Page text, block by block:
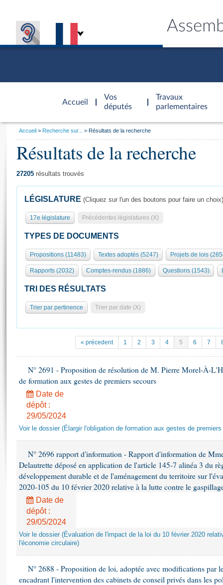
Accueil
d'accueil
Vos
députés
Travaux
parlementaires
Présidence
577 députés
Groupes politiques
Séance publique
Commissions et autres organes
Europe et International
Pétitions
Projets de loi
Propositions de loi
Amendements
Textes adoptés
Rapports législatifs
Rapports sur l'application des lois
Baromètre de l’application des lois
Dossiers législatifs
Budget et sécurité sociale
Questions écrites et orales
Général
Rôle et pouvoirs de l'Assemblée
Organisation de l'Assemblée
Présidence Conférence des Présidents Bureau Collège des
Statistiques et chiffres clés
Documents de référence
( Constitution | Règlement de l'Assemblée ... )
Juniors
Anciennes législatures
Liens vers les sites publics
Visiter l'Assemblée
Visite virtuelle du palais Bourbon
Assister à une séance
La Bibliothèque
Contacts et plan d'accès
Photos libres de droit
Vous
Accueil Recherche sur... Résultats de la recherche
Résultats de la recherche
27205 résultats trouvés
LÉGISLATURE (Cliquez sur l'un des boutons pour faire un choix)
17e législature Précédentes législatures (X)
TYPES DE DOCUMENTS
Propositions (11483) Textes adoptés (5247) Projets de lois
Rapports (2032) Comptes-rendus (1886) Questions (1543)
TRI DES RÉSULTATS
Trier par pertinence Trier par date (X)
« précedent 1 2 3 4 5 6 7
N° 2691 - Proposition de résolution de M. Pierre Morel-À-
de formation aux gestes de premiers secours
Date de
dépôt :
29/05/2024
Voir le dossier (Élargir l'obligation de formation aux gestes de
N° 2696 rapport d'information - Rapport d'information de
Delautrette déposé en application de l'article 145-7 alinéa 3 du
développement durable et de l'aménagement du territoire sur
2020-105 du 10 février 2020 relative à la lutte contre le
Date de
dépôt :
29/05/2024
Voir le dossier (Évaluation de l'impact de la loi du 10 février 2020
l'économie circulaire)
N° 2688 - Proposition de loi, adoptée avec modifications par
encadrant l'intervention des cabinets de conseil privés dans les